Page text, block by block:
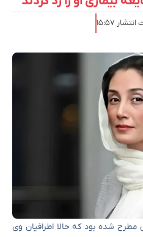
۱۵:۵۷
مطرح شده بود که حالا اطرافیان وی